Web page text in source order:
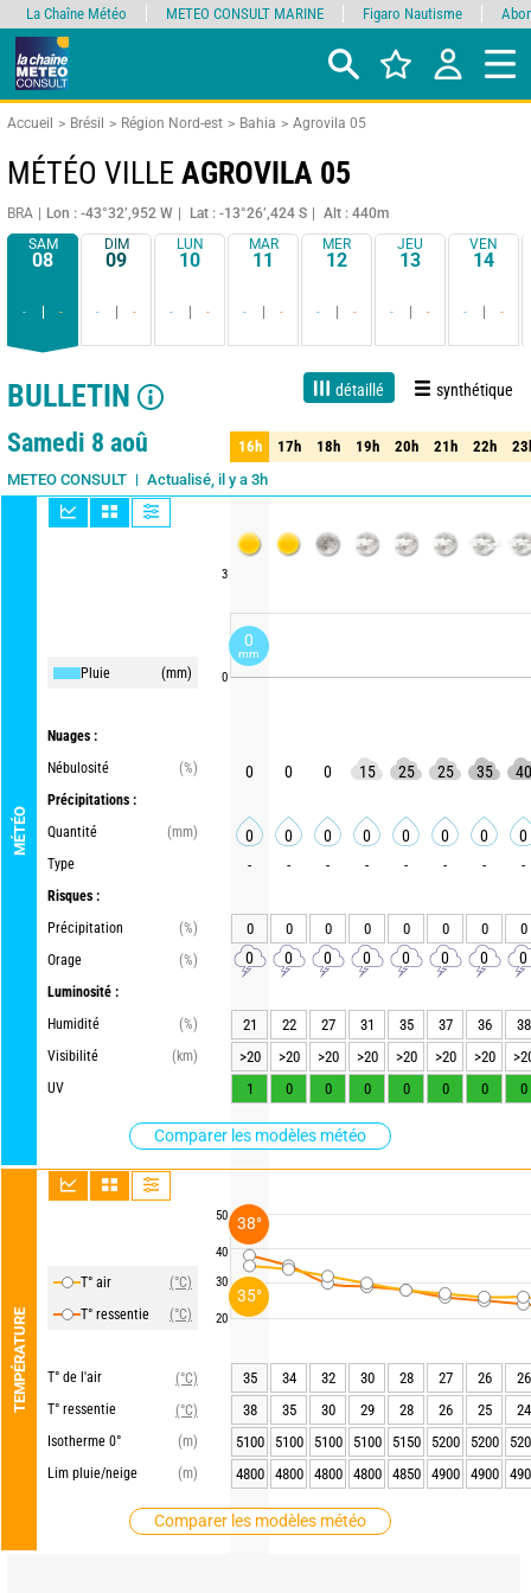
Accueil Brésil Région Nord-est Bahia Agrovila 05
MÉTÉO VILLE AGROVILA 05
BRA Lon : -43°32’,952 W Lat : -13°26’,424 S
Alt : 440m
SAM
08
- -
DIM
09
- -
LUN
10
- -
MAR
11
- -
MER
12
- -
JEU
13
- -
VEN
14
- -
BULLETIN détaillé synthétique
1 jour 3 jours 7 jours 15 jours Fiabilité 90%
Samedi 8 aoû
METEO CONSULT Actualisé, il y a 3h
MÉTÉO
Pluie (mm)
Nuages :
Nébulosité
(%)
Précipitations :
Quantité
(mm)
Type
Risques :
Précipitation
(%)
Orage
(%)
Luminosité :
Humidité
(%)
Visibilité
(km)
UV
Comparer les modèles météo
TEMPÉRATURE
T° air
(°C)
T° ressentie
(°C)
T° de l'air
(°C)
T° ressentie
(°C)
Isotherme 0°
(m)
Lim pluie/neige
(m)
Comparer les modèles météo
3
0
50
40
30
20
16h 17h 18h 19h 20h 21h 22h
16h 17h 18h 19h 20h 21h 22h
0 0 0 15 25 25 35 40
0 0 0 0 0 0 0 0
- - - - - - - -
0 0 0 0 0 0 0 0
0 0 0 0 0 0 0 0
21 22 27 31 35 37 36
38
>20
>20 >20 >20 >20 >20 >20
1
0 0 0 0 0 0 0
35 34 32 30 28 27 26
26
38
35 30 29 28 26 25
24
5100
5100 5100 5100 5150 5200 5200
4800
4800 4800 4800 4850 4900 4900
La Chaîne Météo METEO CONSULT MARINE Figaro Nautisme
0
mm
35°
38°